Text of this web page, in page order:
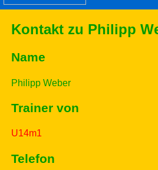
Kontakt zu Philipp
Name
Philipp Weber
Trainer von
U14m1
Telefon